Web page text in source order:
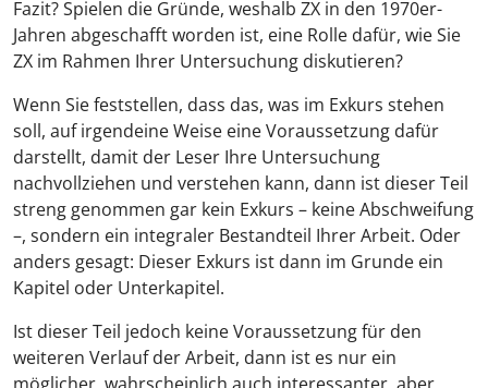
Fazit? Spielen die Gründe, weshalb ZX in den 1970er-
Jahren abgeschafft worden ist, eine Rolle dafür, wie Sie
ZX im Rahmen Ihrer Untersuchung diskutieren?
Wenn Sie feststellen, dass das, was im Exkurs stehen
soll, auf irgendeine Weise eine Voraussetzung dafür
darstellt, damit der Leser Ihre Untersuchung
nachvollziehen und verstehen kann, dann ist dieser Teil
streng genommen gar kein Exkurs – keine Abschweifung
–, sondern ein integraler Bestandteil Ihrer Arbeit. Oder
anders gesagt: Dieser Exkurs ist dann im Grunde ein
Kapitel oder Unterkapitel.
Ist dieser Teil jedoch keine Voraussetzung für den
weiteren Verlauf der Arbeit, dann ist es nur ein